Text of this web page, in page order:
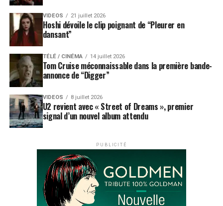
VIDEOS 21 juillet 2026
Hoshi dévoile le clip poignant de “Pleurer en
dansant”
TÉLÉ / CINÉMA 14 juillet 2026
Tom Cruise méconnaissable dans la première bande-
annonce de “Digger”
VIDEOS 8 juillet 2026
U2 revient avec « Street of Dreams », premier
signal d’un nouvel album attendu
PUBLICITÉ